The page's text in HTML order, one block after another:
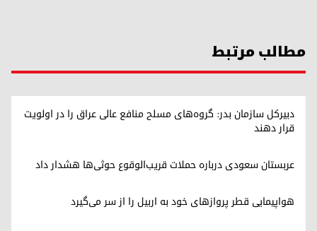
مطالب مرتبط
دبیرکل سازمان بدر: گروه‌های مسلح منافع عالی عراق را در اولویت
قرار دهند
عربستان سعودی درباره حملات قریب‌الوقوع حوثی‌ها هشدار داد
هواپیمایی قطر پروازهای خود به اربیل را از سر می‌گیرد